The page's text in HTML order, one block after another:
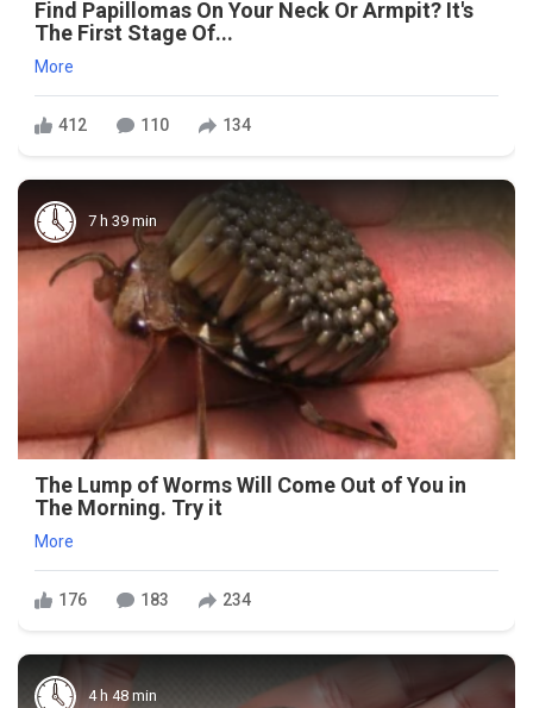
Find Papillomas On Your Neck Or Armpit? It's
The First Stage Of...
More
412 110 134
7 h 39 min
The Lump of Worms Will Come Out of You in
The Morning. Try it
More
176 183 234
4 h 48 min